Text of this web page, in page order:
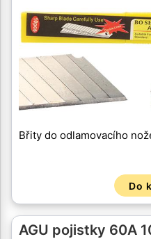
Břity do odlamovacího
Do
AGU pojistky 60A